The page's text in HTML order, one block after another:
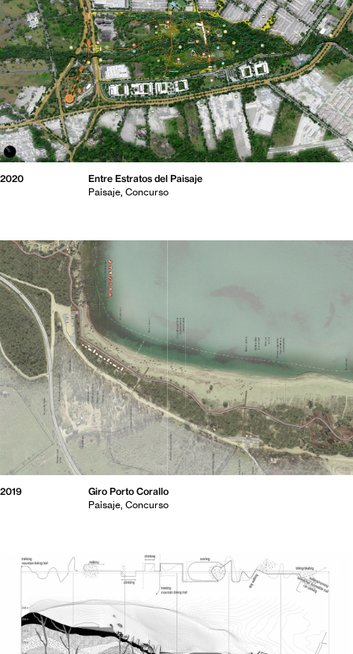
2020
Entre Estratos del Paisaje
Paisaje Concurso
2019
Giro Porto Corallo
Paisaje Concurso